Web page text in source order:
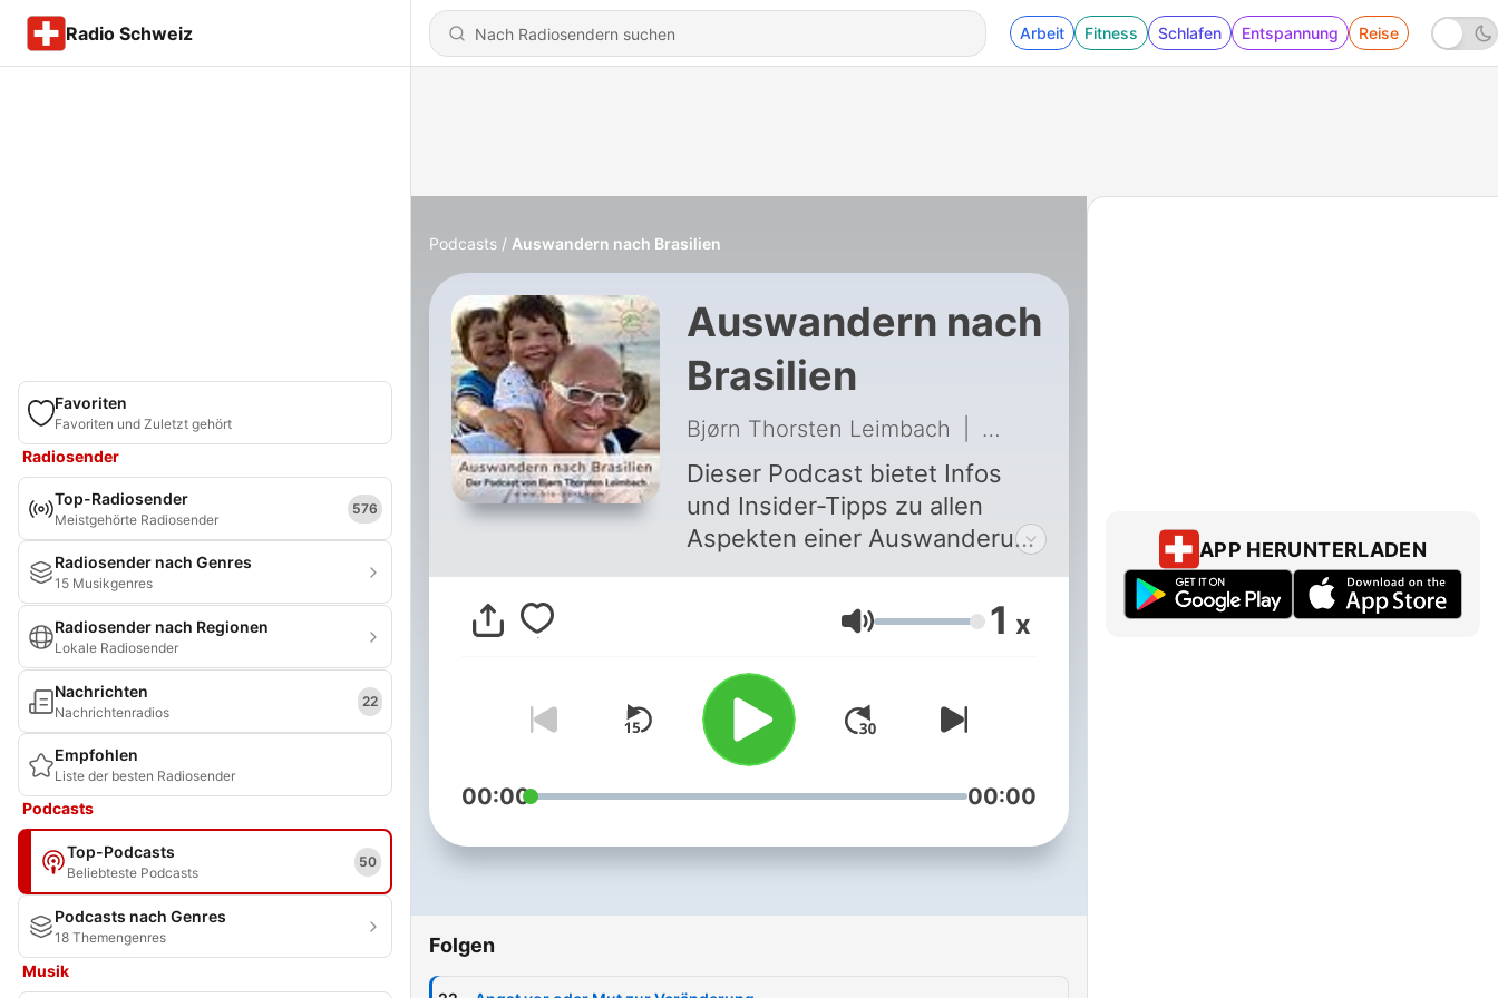
Radio Schweiz Arbeit Fitness Schlafen Entspannung Reise
Favoriten
Favoriten und Zuletzt gehört
Radiosender
Top-Radiosender
Meistgehörte Radiosender
576
Radiosender nach Genres
15 Musikgenres
Radiosender nach Regionen
Lokale Radiosender
Nachrichten
Nachrichtenradios
22
Empfohlen
Liste der besten Radiosender
Podcasts
Top-Podcasts
Beliebteste Podcasts
50
Podcasts nach Genres
18 Themengenres
Musik
Podcasts Auswandern nach Brasilien
Auswandern nach
Brasilien
Bjørn Thorsten Leimbach 22 - Angst vor oder Mut zur Veränderung
Dieser Podcast bietet Infos
und Insider-Tipps zu allen
Aspekten einer Auswanderung
nach Brasilien, sowohl als
Single, als Paar oder mit
Familie. Und es gibt konkrete
Informationen zu
Übergangslösungen der
schrittweisen Auswanderung,
zum Steuerparadies Brasilien
und zum Alltag hier vor Ort. Im
Nord-Brasilien, also ein Leben
unserer Erfahrung nach
Deutschen (oder Europäer)
Lautstärke 1 x
00:00 00:00
Folgen
APP HERUNTERLADEN